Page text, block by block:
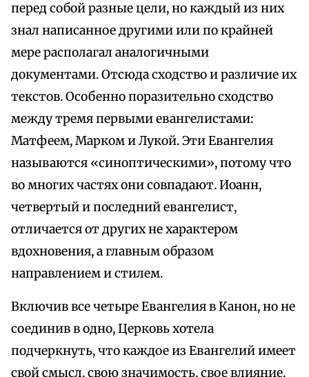
перед собой разные цели, но каждый из них
знал написанное другими или по крайней
мере располагал аналогичными
документами. Отсюда сходство и различие их
текстов. Особенно поразительно сходство
между тремя первыми евангелистами:
Матфеем, Марком и Лукой. Эти Евангелия
называются «синоптическими», потому что
во многих частях они совпадают. Иоанн,
четвертый и последний евангелист,
отличается от других не характером
вдохновения, а главным образом
направлением и стилем.
Включив все четыре Евангелия в Канон, но не
соединив в одно, Церковь хотела
подчеркнуть, что каждое из Евангелий имеет
свой смысл, свою значимость, свое влияние.